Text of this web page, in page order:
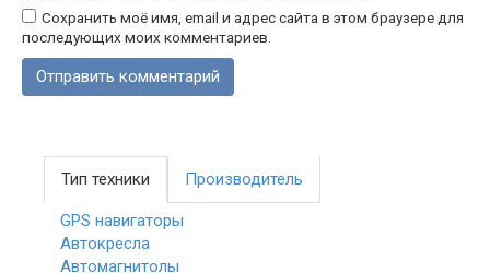
Сохранить моё имя, email и адрес сайта в этом браузере для
последующих моих комментариев.
Тип техники Производитель
GPS навигаторы
Автокресла
Автомагнитолы